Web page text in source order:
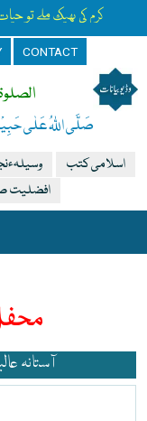
کرم کی بھیک ملے تو
CONTACT
صَلَّی اللہُ عَلٰی
اسلامی کتب
افضلیت
آستانہ